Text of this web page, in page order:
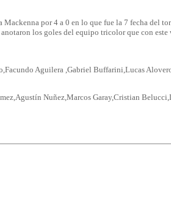
por 4 a 0 en lo que fue la 7 fecha del
los goles del equipo tricolor que con
Aguilera ,Gabriel Buffarini,Lucas
Nuñez,Marcos Garay,Cristian